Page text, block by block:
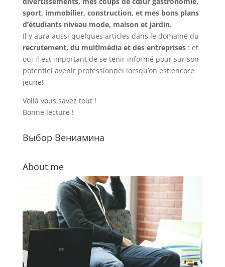
sport, immobilier, construction, et mes bons plans
d’étudiants niveau mode, maison et jardin.
Il y aura aussi quelques articles dans le domaine du
recrutement, du multimédia et des entreprises: et
oui il est important de se tenir informé pour sur son
potentiel avenir professionnel lorsqu’on est encore
jeune!
Voilà vous savez tout !
Bonne lecture !
Выбор Вениамина
About me